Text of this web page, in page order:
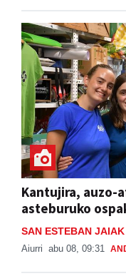
Kantujira, auzo-
asteburuko
SAN ESTEBAN
Aiurri abu 08, 09:31